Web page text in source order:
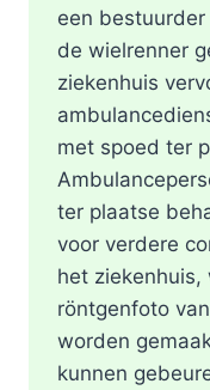
een
de wielrenner
ziekenhuis
met spoed ter
ter plaatse
voor verdere
het ziekenhuis,
röntgenfoto
worden
kunnen